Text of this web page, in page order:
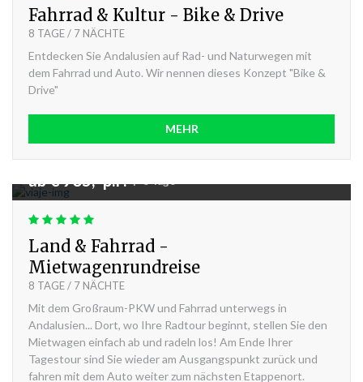
Fahrrad & Kultur - Bike & Drive
8 TAGE / 7 NÄCHTE
Entdecken Sie Andalusien auf Rad- und Naturwegen mit
dem Fahrrad und Auto. Wir nennen dieses Konzept "Bike &
Drive"
MEHR
ab € 935,- p.P.
Land & Fahrrad -
Mietwagenrundreise
8 TAGE / 7 NÄCHTE
Mit dem Großraum-PKW und Fahrrad unterwegs in
Andalusien... Dort, wo Ihre Radtour beginnt, stellen Sie den
Mietwagen einfach ab und radeln los! Am Ende Ihrer
Tagestour sind Sie wieder am Ausgangspunkt zurück und
fahren mit dem Auto weiter zum nächsten Etappenort.